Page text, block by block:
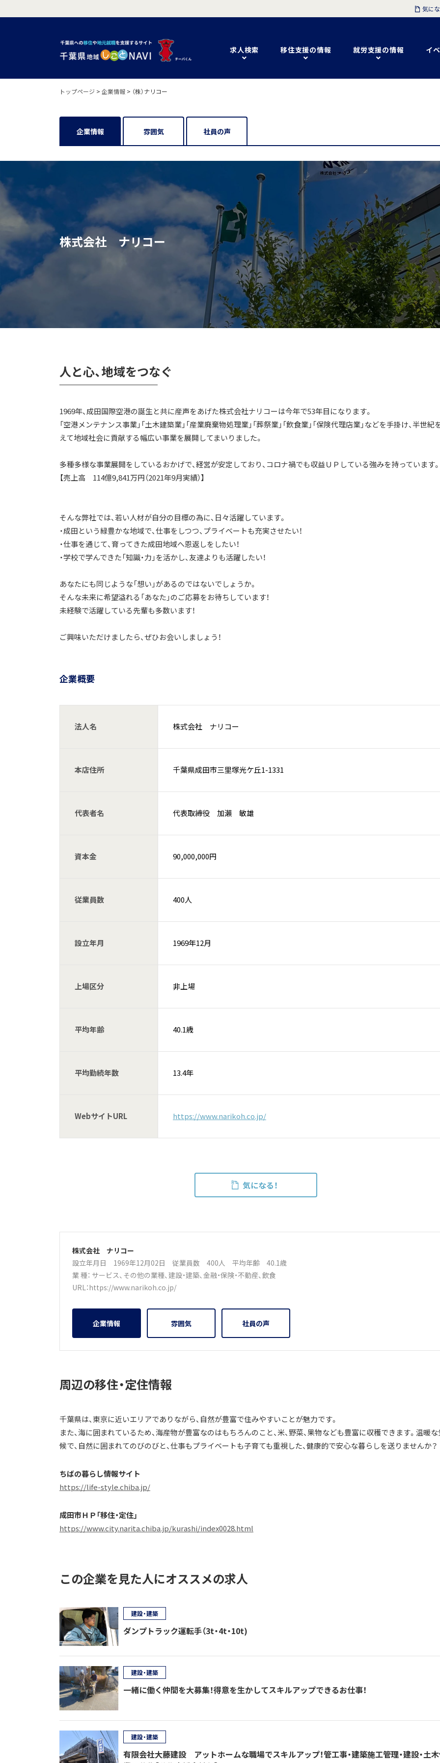
求人検索 移住支援の情報 就労支援の情報 イ
気に
トップページ > 企業情報 > （株）ナリコー
企業情報 雰囲気 社員の声
株式会社 ナリコー
人と心、地域をつなぐ
1969年、成田国際空港の誕生と共に産声をあげた株式会社ナリコーは今年で53年目になります。
「空港メンテナンス事業」「土木建築業」「産業廃棄物処理業」「葬祭業」「飲食業」「保険代理店業」などを手掛け、半世紀
えて地域社会に貢献する幅広い事業を展開してまいりました。
多種多様な事業展開をしているおかげで、経営が安定しており、コロナ禍でも収益ＵＰしている強みを持っています。
【売上高 114億9,841万円（2021年9月実績）】
そんな弊社では、若い人材が自分の目標の為に、日々活躍しています。
・成田という緑豊かな地域で、仕事をしつつ、プライベートも充実させたい！
・仕事を通じて、育ってきた成田地域へ恩返しをしたい！
・学校で学んできた「知識・力」を活かし、友達よりも活躍したい！
あなたにも同じような「想い」があるのではないでしょうか。
そんな未来に希望溢れる「あなた」のご応募をお待ちしています！
未経験で活躍している先輩も多数います！
ご興味いただけましたら、ぜひお会いしましょう！
企業概要
法人名 株式会社 ナリコー
本店住所 千葉県成田市三里塚光ケ丘1-1331
代表者名 代表取締役 加瀨 敏雄
資本金 90,000,000円
従業員数 400人
設立年月 1969年12月
上場区分 非上場
平均年齢 40.1歳
平均勤続年数 13.4年
WebサイトURL https://www.narikoh.co.jp/
気になる！
株式会社 ナリコー
設立年月日 1969年12月02日 従業員数 400人 平均年齢 40.1歳
業 種： サービス、 その他の業種、建設・建築、金融・保険・不動産、飲食
URL：https://www.narikoh.co.jp/
企業情報 雰囲気 社員の声
周辺の移住・定住情報
千葉県は、東京に近いエリアでありながら、自然が豊富で住みやすいことが魅力です。
また、海に囲まれているため、海産物が豊富なのはもちろんのこと、米、野菜、果物なども豊富に収穫できます。温暖
候で、自然に囲まれてのびのびと、仕事もプライベートも子育ても重視した、健康的で安心な暮らしを送りませんか？
ちばの暮らし情報サイト
https://life-style.chiba.jp/
成田市ＨＰ「移住・定住」
https://www.city.narita.chiba.jp/kurashi/index0028.html
この企業を見た人にオススメの求人
ダンプトラック運転手（3t・4t・10t)
建設・建築
一緒に働く仲間を大募集！得意を生かしてスキルアップできるお仕事！
建設・建築
有限会社大藤建設 アットホームな職場でスキルアップ！管工事・建築施工管理・建設・土
建設・建築